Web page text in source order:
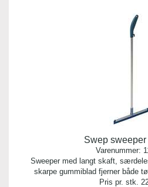
Swep sweeper
Varenummer:
Sweeper med langt skaft,
skarpe gummiblad fjerner både
Pris pr. stk.